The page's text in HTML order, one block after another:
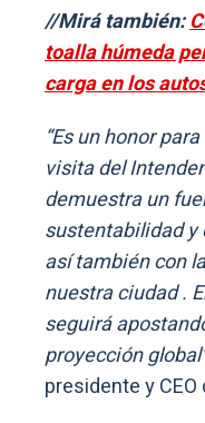
//Mirá también:
toalla húmeda
carga en los
“Es un honor
visita del
demuestra un
sustentabilidad y
así también con
nuestra ciudad .
seguirá
proyección
presidente y